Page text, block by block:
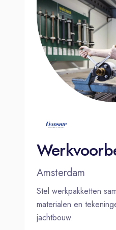
Amsterdam
Stel werkpakketten
materialen en
jachtbouw.